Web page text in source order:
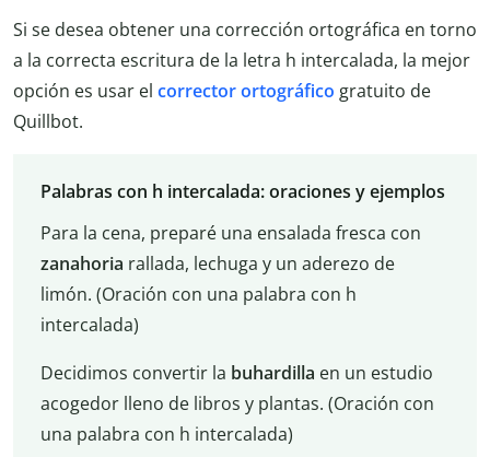
Si se desea obtener una corrección ortográfica en torno
a la correcta escritura de la letra h intercalada, la mejor
opción es usar el corrector ortográfico gratuito de
Quillbot.
Palabras con h intercalada: oraciones y ejemplos
Para la cena, preparé una ensalada fresca con
zanahoria rallada, lechuga y un aderezo de
limón. (Oración con una palabra con h
intercalada)
Decidimos convertir la buhardilla en un estudio
acogedor lleno de libros y plantas. (Oración con
una palabra con h intercalada)